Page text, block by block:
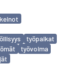
työpaikat
työvoima